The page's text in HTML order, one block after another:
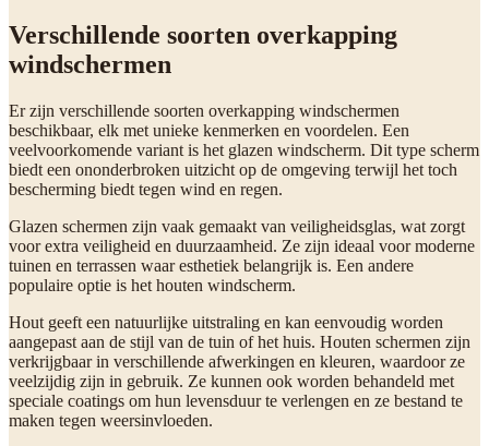
Verschillende soorten overkapping
windschermen
Er zijn verschillende soorten overkapping windschermen
beschikbaar, elk met unieke kenmerken en voordelen. Een
veelvoorkomende variant is het glazen windscherm. Dit type scherm
biedt een ononderbroken uitzicht op de omgeving terwijl het toch
bescherming biedt tegen wind en regen.
Glazen schermen zijn vaak gemaakt van veiligheidsglas, wat zorgt
voor extra veiligheid en duurzaamheid. Ze zijn ideaal voor moderne
tuinen en terrassen waar esthetiek belangrijk is. Een andere
populaire optie is het houten windscherm.
Hout geeft een natuurlijke uitstraling en kan eenvoudig worden
aangepast aan de stijl van de tuin of het huis. Houten schermen zijn
verkrijgbaar in verschillende afwerkingen en kleuren, waardoor ze
veelzijdig zijn in gebruik. Ze kunnen ook worden behandeld met
speciale coatings om hun levensduur te verlengen en ze bestand te
maken tegen weersinvloeden.